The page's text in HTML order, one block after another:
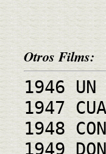
Otros Films:
1946 UN
1947
1948
1949